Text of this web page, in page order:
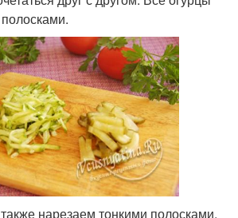
нарезаем тонкими полосками.